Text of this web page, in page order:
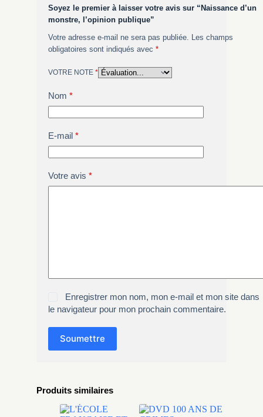
Produits similaires
Soyez le premier à laisser votre avis sur “Naissance d’un
monstre, l’opinion publique”
Votre adresse e-mail ne sera pas publiée. Les champs
obligatoires sont indiqués avec *
VOTRE NOTE *
Nom *
E-mail*
Votre avis *
Enregistrer mon nom, mon e-mail et mon site dans
le navigateur pour mon prochain commentaire.
Soumettre